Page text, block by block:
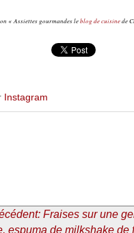
« Assiettes gourmandes leblog de cuisinede
Instagram
Fraises sur une
espuma de milkshake de